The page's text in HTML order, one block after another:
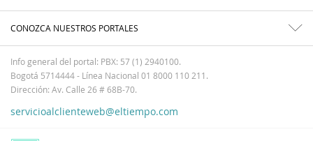
CONOZCA NUESTROS PORTALES
Info general del portal: PBX: 57 (1) 2940100.
Bogotá 5714444 - Línea Nacional 01 8000 110 211.
Dirección: Av. Calle 26 # 68B-70.
servicioalclienteweb@eltiempo.com